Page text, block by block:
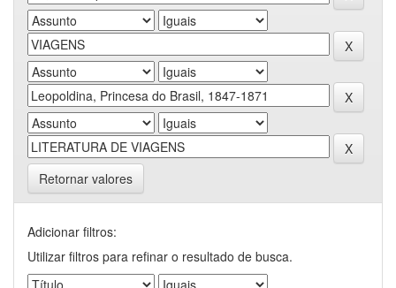
Retornar valores
Adicionar filtros:
Utilizar filtros para refinar o resultado de busca.